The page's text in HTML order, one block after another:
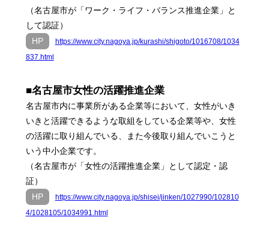
（名古屋市が「ワーク・ライフ・バランス推進企業」と
して認証）
HP
https://www.city.nagoya.jp/kurashi/shigoto/1016708/1034
837.html
■名古屋市女性の活躍推進企業
名古屋市内に事業所がある企業等において、女性がいき
いきと活躍できるような取組をしている企業等や、女性
の活躍に取り組んでいる、また今後取り組んでいこうと
いう中小企業です。
（名古屋市が「女性の活躍推進企業」として認定・認
証）
HP
https://www.city.nagoya.jp/shisei/jinken/1027990/102810
4/1028105/1034991.html